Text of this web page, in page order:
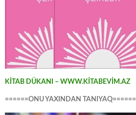
KİTAB DÜKANI – WWW.KİTABEVİM.AZ
======ONU YAXINDAN TANIYAQ======